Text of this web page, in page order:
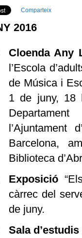
Comparteix
2016
Cloenda Any
l’Escola
de Música i
1 de juny, 18
l’Ajuntament
Barcelona,
Biblioteca
Exposició
càrrec del
de juny.
Sala d’estudis